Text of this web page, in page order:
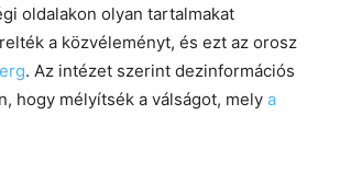
oldalakon olyan tartalmakat
a közvéleményt, és ezt az orosz
. Az intézet szerint dezinformációs
hogy mélyítsék a válságot, mely a